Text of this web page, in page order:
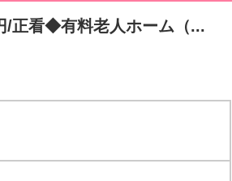
/正看◆有料老人ホーム（...